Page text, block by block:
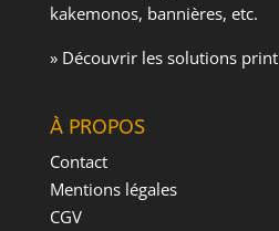
kakemonos, bannières, etc.
» Découvrir les solutions print
À PROPOS
Contact
Mentions légales
CGV